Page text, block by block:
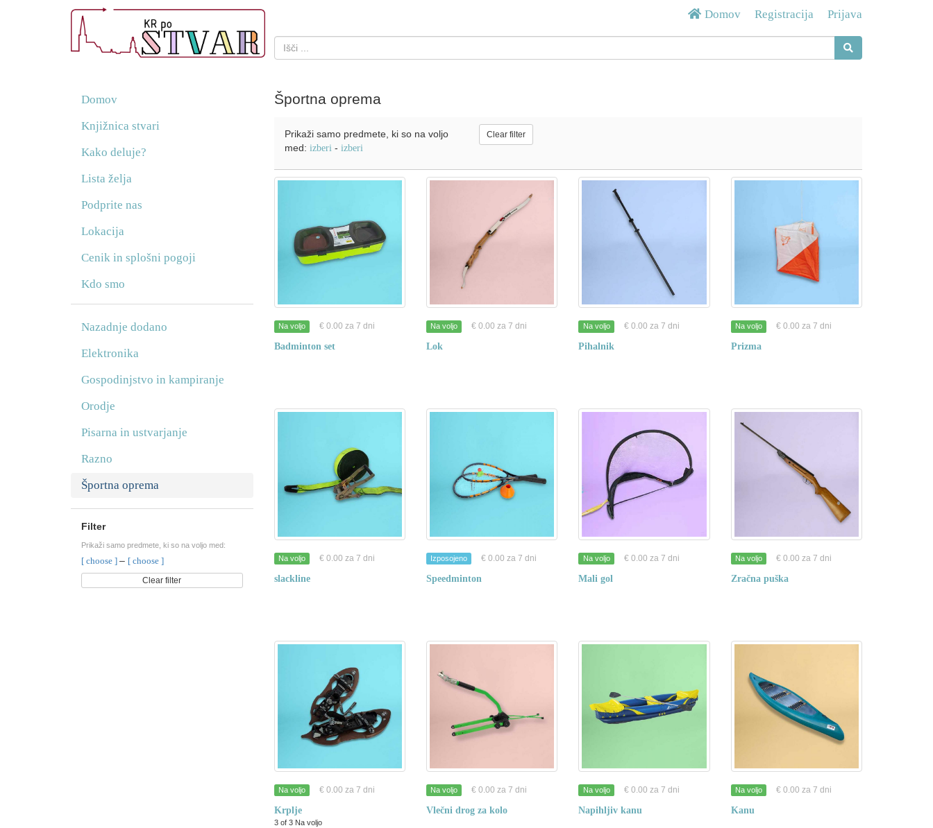
Domov Registracija Prijava
Domov
Knjižnica stvari
Kako deluje?
Lista želja
Podprite nas
Lokacija
Cenik in splošni pogoji
Kdo smo
Nazadnje dodano
Elektronika
Gospodinjstvo in kampiranje
Orodje
Pisarna in ustvarjanje
Razno
Športna oprema
Filter
Prikaži samo predmete, ki so na voljo med:
[ choose ] – [ choose ]
Clear filter
Športna oprema
Prikaži samo predmete, ki so na voljo
med: izberi - izberi
Clear filter
Na voljo € 0.00 za 7 dni
Badminton set
Na voljo € 0.00 za 7 dni
Lok
Na voljo € 0.00 za 7 dni
Pihalnik
Na voljo € 0.00 za 7 dni
Prizma
Na voljo € 0.00 za 7 dni
slackline
Izposojeno € 0.00 za 7 dni
Speedminton
Na voljo € 0.00 za 7 dni
Mali gol
Na voljo € 0.00 za 7 dni
Zračna puška
Na voljo € 0.00 za 7 dni
Krplje
3 of 3 Na voljo
Na voljo € 0.00 za 7 dni
Vlečni drog za kolo
Na voljo € 0.00 za 7 dni
Napihljiv kanu
Na voljo € 0.00 za 7 dni
Kanu